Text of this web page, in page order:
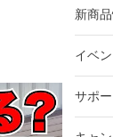
新商
イベン
サポ